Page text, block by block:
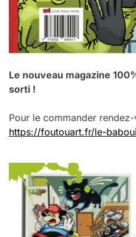
Le nouveau magazine
sorti !
Pour le commander
https://foutouart.fr/le-